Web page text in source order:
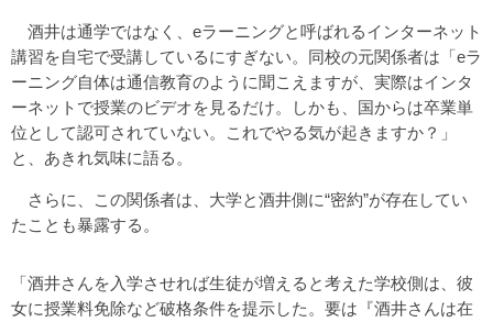
酒井は通学ではなく、eラーニングと呼ばれるインターネット
講習を自宅で受講しているにすぎない。同校の元関係者は「eラ
ーニング自体は通信教育のように聞こえますが、実際はインタ
ーネットで授業のビデオを見るだけ。しかも、国からは卒業単
位として認可されていない。これでやる気が起きますか？」
と、あきれ気味に語る。
さらに、この関係者は、大学と酒井側に“密約”が存在してい
たことも暴露する。
「酒井さんを入学させれば生徒が増えると考えた学校側は、彼
女に授業料免除など破格条件を提示した。要は『酒井さんは在